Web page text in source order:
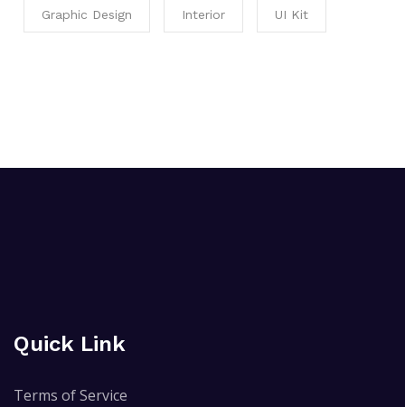
Graphic Design Interior UI Kit
Quick Link
Terms of Service